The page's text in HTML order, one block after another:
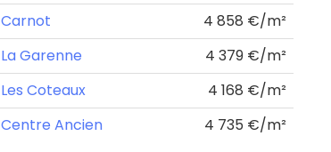
Carnot
4 858 €/m²
La Garenne
4 379 €/m²
Les Coteaux
4 168 €/m²
Centre Ancien
4 735 €/m²